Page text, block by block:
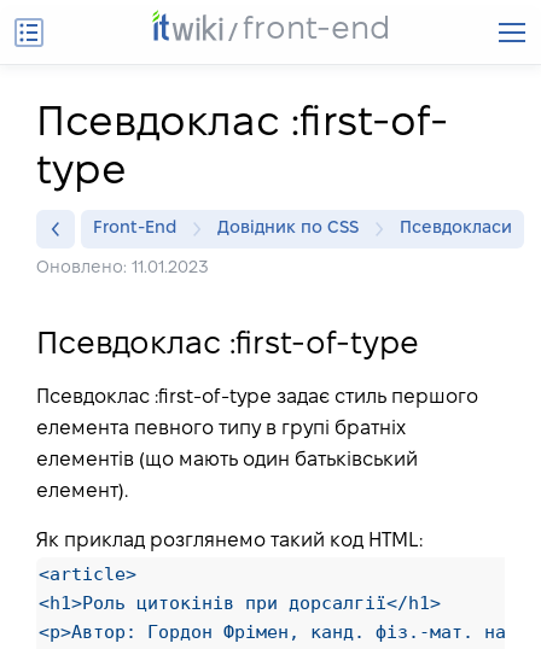
front-end
Псевдоклас :first-of-
type
Front-End Довідник по CSS Псевдокласи
Оновлено: 11.01.2023
Псевдоклас :first-of-type
Псевдоклас :first-of-type задає стиль першого
елемента певного типу в групі братніх
елементів (що мають один батьківський
елемент).
Як приклад розглянемо такий код HTML:
<article>
<h1>Роль цитокінів при дорсалгії</h1>
<p>Автор: Гордон Фрімен, канд. фіз.-мат.